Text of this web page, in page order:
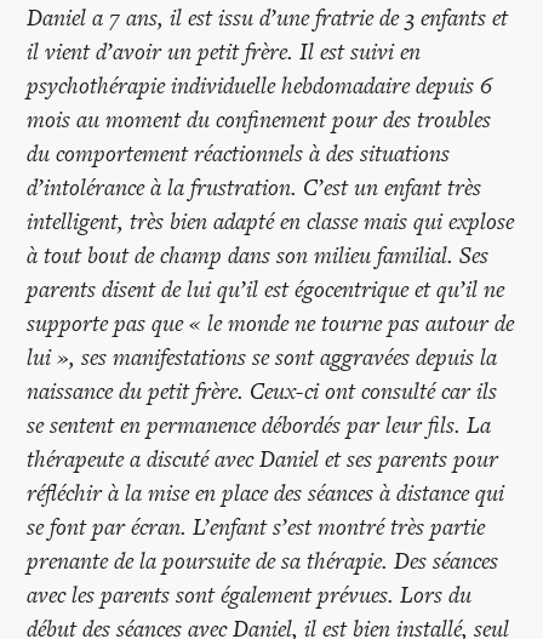
Daniel a 7 ans, il est issu d’une fratrie de 3 enfants et
il vient d’avoir un petit frère. Il est suivi en
psychothérapie individuelle hebdomadaire depuis 6
mois au moment du confinement pour des troubles
du comportement réactionnels à des situations
d’intolérance à la frustration. C’est un enfant très
intelligent, très bien adapté en classe mais qui explose
à tout bout de champ dans son milieu familial. Ses
parents disent de lui qu’il est égocentrique et qu’il ne
supporte pas que « le monde ne tourne pas autour de
lui », ses manifestations se sont aggravées depuis la
naissance du petit frère. Ceux-ci ont consulté car ils
se sentent en permanence débordés par leur fils. La
thérapeute a discuté avec Daniel et ses parents pour
réfléchir à la mise en place des séances à distance qui
se font par écran. L’enfant s’est montré très partie
prenante de la poursuite de sa thérapie. Des séances
avec les parents sont également prévues. Lors du
début des séances avec Daniel, il est bien installé, seul